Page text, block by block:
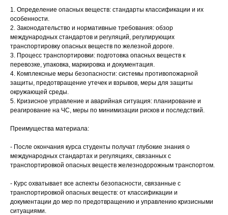
1. Определение опасных веществ: стандарты классификации и их
особенности.
2. Законодательство и нормативные требования: обзор
международных стандартов и регуляций, регулирующих
транспортировку опасных веществ по железной дороге.
3. Процесс транспортировки: подготовка опасных веществ к
перевозке, упаковка, маркировка и документация.
4. Комплексные меры безопасности: системы противопожарной
защиты, предотвращение утечек и взрывов, меры для защиты
окружающей среды.
5. Кризисное управление и аварийная ситуация: планирование и
реагирование на ЧС, меры по минимизации рисков и последствий.
Преимущества материала:
- После окончания курса студенты получат глубокие знания о
международных стандартах и регуляциях, связанных с
транспортировкой опасных веществ железнодорожным транспортом.
- Курс охватывает все аспекты безопасности, связанные с
транспортировкой опасных веществ: от классификации и
документации до мер по предотвращению и управлению кризисными
ситуациями.